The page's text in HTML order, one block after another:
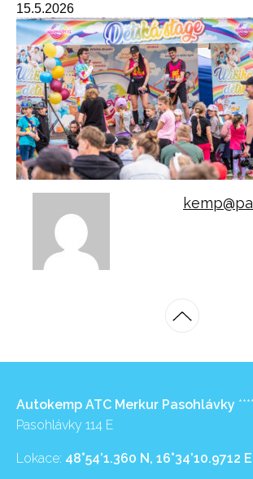
15.5.2026
Autokemp ATC Merkur Pasohlávky
Pasohlávky 114 E
Lokace: 48°54’1.360 N, 16°34’10.9712 E